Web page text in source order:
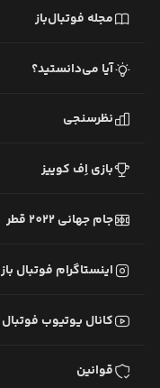
مجله فوتبال‌باز
آیا می‌دانستید؟
نظرسنجی
بازی اِف کوییز
جام جهانی 2022 قطر
اینستاگرام فوتبال باز
کانال یوتیوب فوتبال
قوانین